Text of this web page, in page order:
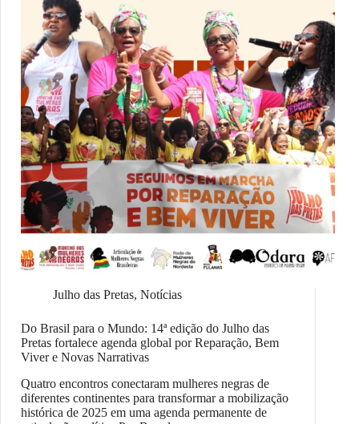
Julho das Pretas, Notícias
Do Brasil para o Mundo: 14ª edição do Julho das
Pretas fortalece agenda global por Reparação, Bem
Viver e Novas Narrativas
Quatro encontros conectaram mulheres negras de
diferentes continentes para transformar a mobilização
histórica de 2025 em uma agenda permanente de